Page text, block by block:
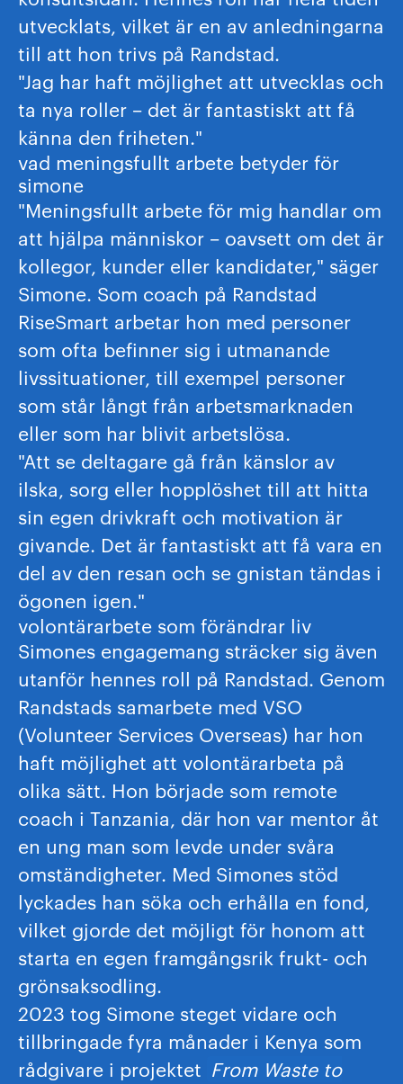
utvecklats, vilket är en av anledningarna
till att hon trivs på Randstad.
"Jag har haft möjlighet att utvecklas och
ta nya roller – det är fantastiskt att få
känna den friheten."
vad meningsfullt arbete betyder för
simone
"Meningsfullt arbete för mig handlar om
att hjälpa människor – oavsett om det är
kollegor, kunder eller kandidater," säger
Simone. Som coach på Randstad
RiseSmart arbetar hon med personer
som ofta befinner sig i utmanande
livssituationer, till exempel personer
som står långt från arbetsmarknaden
eller som har blivit arbetslösa.
"Att se deltagare gå från känslor av
ilska, sorg eller hopplöshet till att hitta
sin egen drivkraft och motivation är
givande. Det är fantastiskt att få vara en
del av den resan och se gnistan tändas i
ögonen igen."
volontärarbete som förändrar liv
Simones engagemang sträcker sig även
utanför hennes roll på Randstad. Genom
Randstads samarbete med VSO
(Volunteer Services Overseas) har hon
haft möjlighet att volontärarbeta på
olika sätt. Hon började som remote
coach i Tanzania, där hon var mentor åt
en ung man som levde under svåra
omständigheter. Med Simones stöd
lyckades han söka och erhålla en fond,
vilket gjorde det möjligt för honom att
starta en egen framgångsrik frukt- och
grönsaksodling.
2023 tog Simone steget vidare och
tillbringade fyra månader i Kenya som
rådgivare i projektet From Waste to